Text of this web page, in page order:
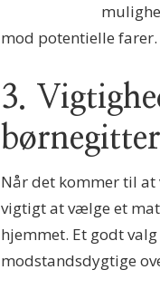
mod potentielle farer.
3.
Når det kommer til
vigtigt at vælge et
hjemmet. Et godt
modstandsdygtige